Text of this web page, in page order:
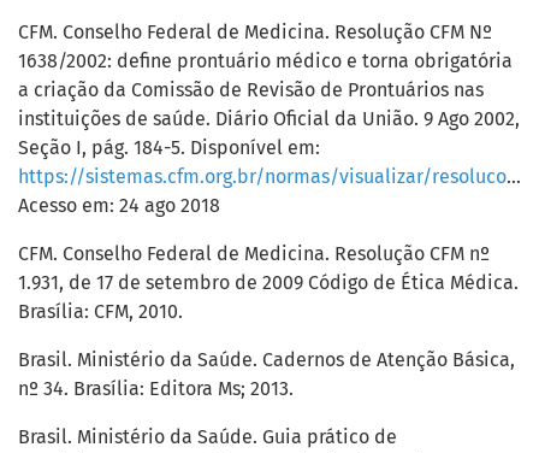
CFM. Conselho Federal de Medicina. Resolução CFM Nº
1638/2002: define prontuário médico e torna obrigatória
a criação da Comissão de Revisão de Prontuários nas
instituições de saúde. Diário Oficial da União. 9 Ago 2002,
Seção I, pág. 184-5. Disponível em:
https://sistemas.cfm.org.br/normas/visualizar/resolucoes/BR/2002/1638
Acesso em: 24 ago 2018
CFM. Conselho Federal de Medicina. Resolução CFM nº
1.931, de 17 de setembro de 2009 Código de Ética Médica.
Brasília: CFM, 2010.
Brasil. Ministério da Saúde. Cadernos de Atenção Básica,
nº 34. Brasília: Editora Ms; 2013.
Brasil. Ministério da Saúde. Guia prático de